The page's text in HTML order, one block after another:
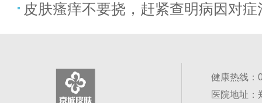
皮肤瘙痒不要挠，赶紧查明病因对症
健康热线：
医院地址：